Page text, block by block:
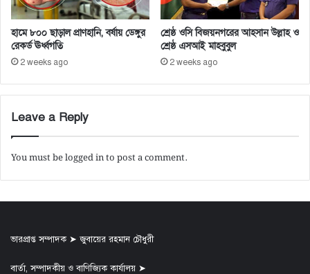
হামে ৮০০ ছাড়াল প্রাণহানি, বর্ষায় ডেঙ্গুর
রেকর্ড ঊর্ধ্বগতি
2 weeks ago
শ্রেষ্ঠ ওসি বিজয়নগরের আহসান উল্লাহ ও
শ্রেষ্ঠ এসআই মাহবুবুল
2 weeks ago
Leave a Reply
You must belogged into post a comment.
ভারপ্রাপ্ত সম্পাদক ➤ জুবায়ের রহমান চৌধুরী
বার্তা, সম্পাদকীয় ও বাণিজ্যিক কার্যালয় ➤